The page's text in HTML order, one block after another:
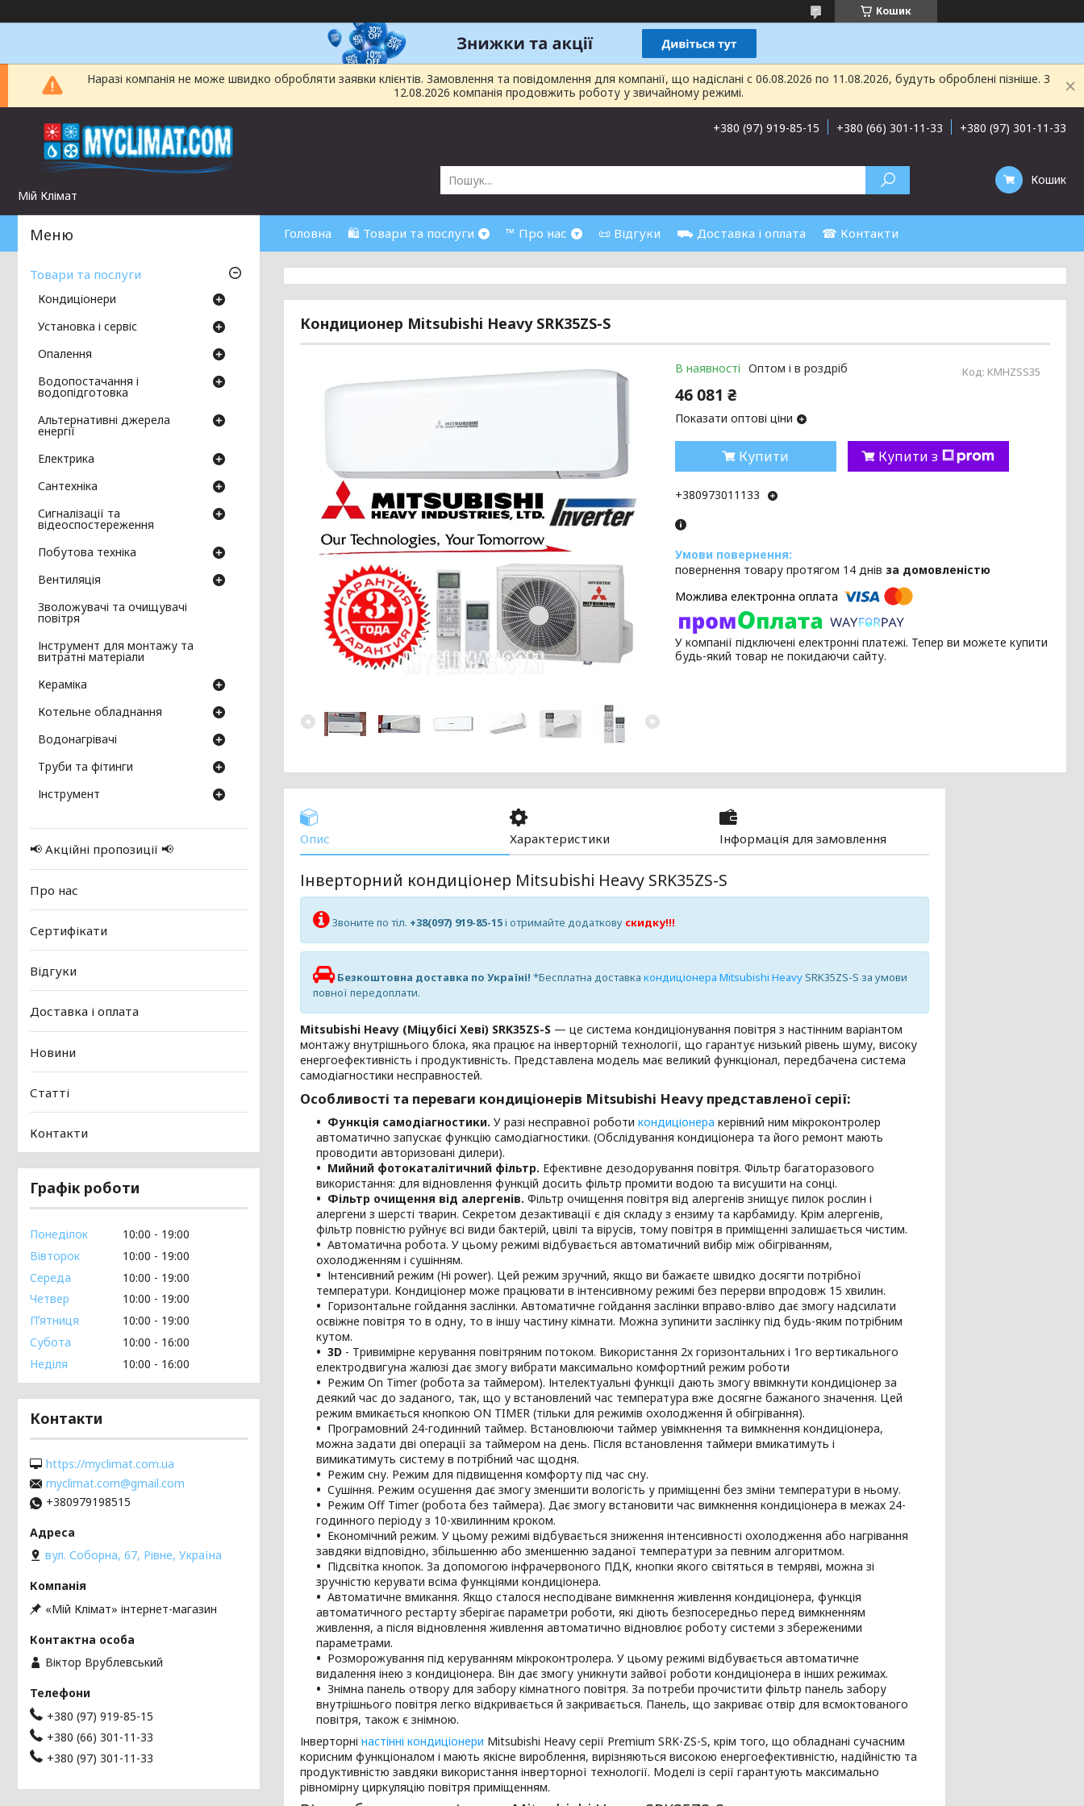
Кошик
Наразі компанія не може швидко обробляти заявки клієнтів. Замовлення та повідомлення для компанії, що надіслані с 06.08.2026 по 11.08.2026, будуть оброблені пізніше. З
12.08.2026 компанія продовжить роботу у звичайному режимі.
Мій Клімат
+380 (97) 919-85-15 +380 (66) 301-11-33 +380 (97) 301-11-33
Кошик
Головна 🛍 Товари та послуги ™ Про нас 📜 Відгуки ⛟ Доставка і оплата ☎ Контакти
Кондиционер Mitsubishi Heavy SRK35ZS-S
В наявності Оптом і в роздріб Код: KMHZSS35
46 081 ₴
Показати оптові ціни
Купити Купити з
+380973011133
повернення товару протягом 14 днів за домовленістю
У компанії підключені електронні платежі. Тепер ви можете купити
будь-який товар не покидаючи сайту.
Опис Характеристики Інформація для замовлення
Інверторний кондиціонер Mitsubishi Heavy SRK35ZS-S
Звоните по тіл. +38(097) 919-85-15і отримайте додаткову скидку!!!
Безкоштовна доставка по Україні! *Бесплатна доставка кондиціонера Mitsubishi Heavy SRK35ZS-S за умови
повної передоплати.
Mitsubishi Heavy (Міцубісі Хеві) SRK35ZS-S — це система кондиціонування повітря з настінним варіантом
монтажу внутрішнього блока, яка працює на інверторній технології, що гарантує низький рівень шуму, високу
енергоефективність і продуктивність. Представлена модель має великий функціонал, передбачена система
самодіагностики несправностей.
Особливості та переваги кондиціонерів Mitsubishi Heavy представленої серії:
Функція самодіагностики. У разі несправної роботи кондиціонера керівний ним мікроконтролер
автоматично запускає функцію самодіагностики. (Обслідування кондиціонера та його ремонт мають
проводити авторизовані дилери).
Мийний фотокаталітичний фільтр. Ефективне дезодорування повітря. Фільтр багаторазового
використання: для відновлення функцій досить фільтр промити водою та висушити на сонці.
Фільтр очищення від алергенів. Фільтр очищення повітря від алергенів знищує пилок рослин і
алергени з шерсті тварин. Секретом дезактивації є дія складу з ензиму та карбамиду. Крім алергенів,
фільтр повністю руйнує всі види бактерій, цвілі та вірусів, тому повітря в приміщенні залишається чистим.
Автоматична робота. У цьому режимі відбувається автоматичний вибір між обігріванням,
охолодженням і сушінням.
Інтенсивний режим (Hi power). Цей режим зручний, якщо ви бажаєте швидко досягти потрібної
температури. Кондиціонер може працювати в інтенсивному режимі без перерви впродовж 15 хвилин.
Горизонтальне гойдання заслінки. Автоматичне гойдання заслінки вправо-вліво дає змогу надсилати
освіжне повітря то в одну, то в іншу частину кімнати. Можна зупинити заслінку під будь-яким потрібним
кутом.
3D - Тривимірне керування повітряним потоком. Використання 2х горизонтальних і 1го вертикального
електродвигуна жалюзі дає змогу вибрати максимально комфортний режим роботи
Режим On Timer (робота за таймером). Інтелектуальні функції дають змогу ввімкнути кондиціонер за
деякий час до заданого, так, що у встановлений час температура вже досягне бажаного значення. Цей
режим вмикається кнопкою ON TIMER (тільки для режимів охолодження й обігрівання).
Програмовний 24-годинний таймер. Встановлюючи таймер увімкнення та вимкнення кондиціонера,
можна задати дві операції за таймером на день. Після встановлення таймери вмикатимуть і
вимикатимуть систему в потрібний час щодня.
Режим сну. Режим для підвищення комфорту під час сну.
Сушіння. Режим осушення дає змогу зменшити вологість у приміщенні без зміни температури в ньому.
Режим Off Timer (робота без таймера). Дає змогу встановити час вимкнення кондиціонера в межах 24-
годинного періоду з 10-хвилинним кроком.
Економічний режим. У цьому режимі відбувається зниження інтенсивності охолодження або нагрівання
завдяки відповідно, збільшенню або зменшенню заданої температури за певним алгоритмом.
Підсвітка кнопок. За допомогою інфрачервоного ПДК, кнопки якого світяться в темряві, можна зі
зручністю керувати всіма функціями кондиціонера.
Автоматичне вмикання. Якщо сталося несподіване вимкнення живлення кондиціонера, функція
автоматичного рестарту зберігає параметри роботи, які діють безпосередньо перед вимкненням
живлення, а після відновлення живлення автоматично відновлює роботу системи з збереженими
параметрами.
Розморожування під керуванням мікроконтролера. У цьому режимі відбувається автоматичне
видалення інею з кондиціонера. Він дає змогу уникнути зайвої роботи кондиціонера в інших режимах.
Знімна панель отвору для забору кімнатного повітря. За потреби прочистити фільтр панель забору
внутрішнього повітря легко відкривається й закривається. Панель, що закриває отвір для всмоктованого
повітря, також є знімною.
Інверторні настінні кондиціонери Mitsubishi Heavy серії Premium SRK-ZS-S, крім того, що обладнані сучасним
корисним функціоналом і мають якісне вироблення, вирізняються високою енергоефективністю, надійністю та
продуктивністю завдяки використання інверторної технології. Моделі із серії гарантують максимально
рівномірну циркуляцію повітря приміщенням.
Товари та послуги
Кондиціонери
Установка і сервіс
Опалення
Водопостачання і
водопідготовка
Альтернативні джерела
енергії
Електрика
Сантехніка
Сигналізації та
відеоспостереження
Побутова техніка
Вентиляція
Зволожувачі та очищувачі
повітря
Інструмент для монтажу та
витратні матеріали
Кераміка
Котельне обладнання
Водонагрівачі
Труби та фітинги
Інструмент
📢 Акційні пропозиції 📢
Про нас
Сертифікати
Відгуки
Доставка і оплата
Новини
Статті
Контакти
Графік роботи
Понеділок 10:00
19:00
Вівторок
10:00
19:00
Середа
10:00
19:00
Четвер
10:00
19:00
Пʼятниця
10:00
19:00
Субота
10:00
16:00
Неділя
10:00 16:00
Контакти
https://myclimat.com.ua
myclimat.com@gmail.com
+380979198515
вул. Соборна, 67, Рівне, Україна
«Мій Клімат» інтернет-магазин
Віктор Врублевський
+380 (97) 919-85-15
+380 (66) 301-11-33
+380 (97) 301-11-33